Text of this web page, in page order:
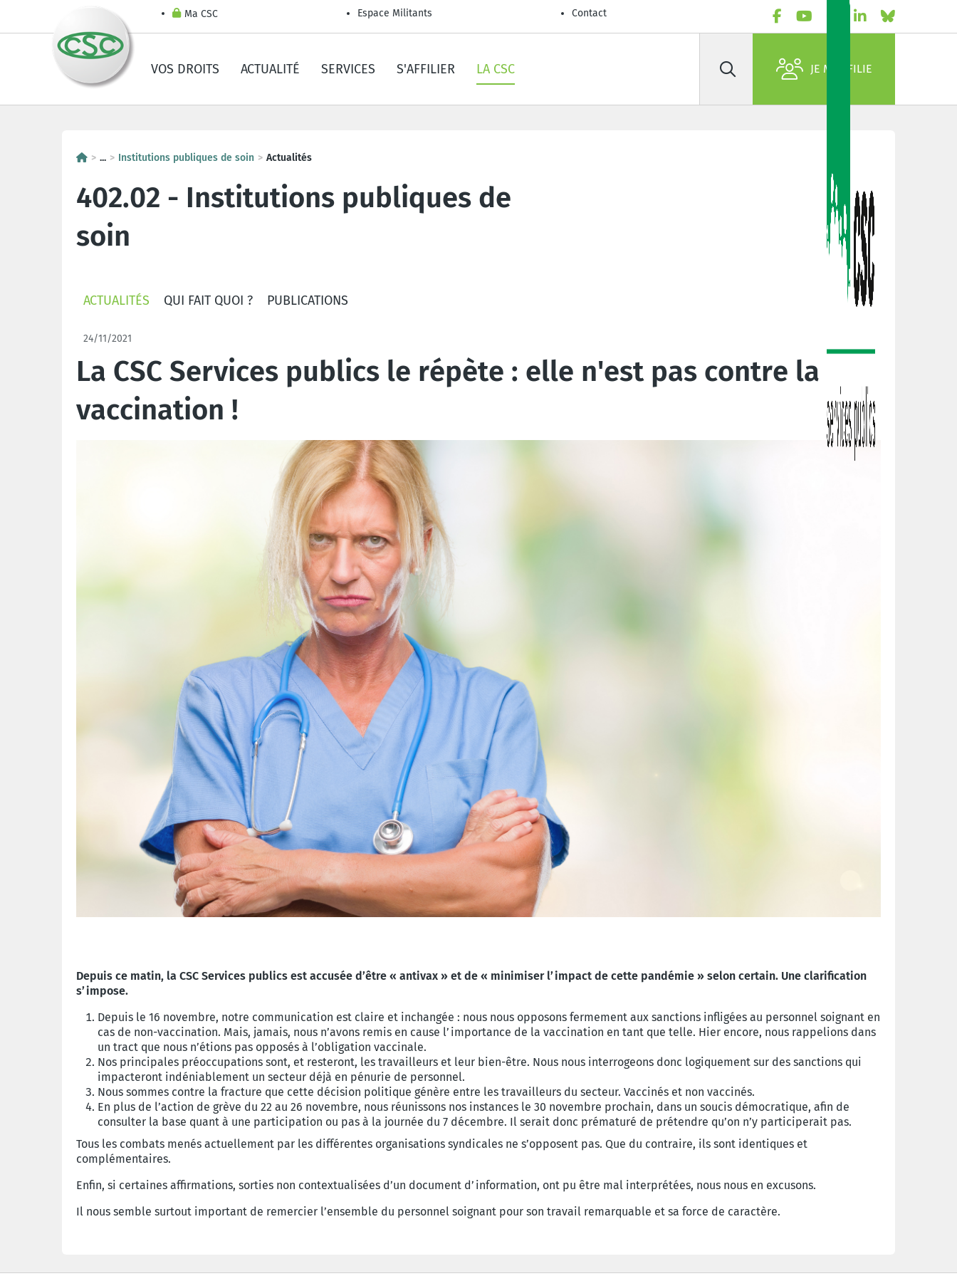
Ma CSC Espace Militants Contact
VOS DROITS ACTUALITÉ SERVICES S'AFFILIER LA CSC Rechercher JE M'AFFILIE
... Institutions publiques de soin Actualités
402.02 - Institutions publiques de
soin
ACTUALITÉS QUI FAIT QUOI ? PUBLICATIONS
24/11/2021
La CSC Services publics le répète : elle n'est pas contre la
vaccination !
Depuis ce matin, la CSC Services publics est accusée d’être « antivax » et de « minimiser l’impact de cette pandémie » selon certain. Une clarification
s’impose.
Depuis le 16 novembre, notre communication est claire et inchangée : nous nous opposons fermement aux sanctions infligées au personnel soignant en
cas de non-vaccination. Mais, jamais, nous n’avons remis en cause l’importance de la vaccination en tant que telle. Hier encore, nous rappelions dans
un tract que nous n’étions pas opposés à l’obligation vaccinale.
Nos principales préoccupations sont, et resteront, les travailleurs et leur bien-être. Nous nous interrogeons donc logiquement sur des sanctions qui
impacteront indéniablement un secteur déjà en pénurie de personnel.
Nous sommes contre la fracture que cette décision politique génère entre les travailleurs du secteur. Vaccinés et non vaccinés.
En plus de l’action de grève du 22 au 26 novembre, nous réunissons nos instances le 30 novembre prochain, dans un soucis démocratique, afin de
consulter la base quant à une participation ou pas à la journée du 7 décembre. Il serait donc prématuré de prétendre qu’on n’y participerait pas.
Tous les combats menés actuellement par les différentes organisations syndicales ne s’opposent pas. Que du contraire, ils sont identiques et
complémentaires.
Enfin, si certaines affirmations, sorties non contextualisées d’un document d’information, ont pu être mal interprétées, nous nous en excusons.
Il nous semble surtout important de remercier l’ensemble du personnel soignant pour son travail remarquable et sa force de caractère.